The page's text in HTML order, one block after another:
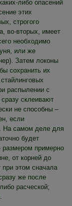
либо опасений
этих
строгого
во-вторых, имеет
необходимо
или же
Затем локоны
сохранить их
распылении с
склеивают
не способны –
если
На самом деле для
будет
размером примерно
от корней до
при этом сначала
же после
расческой;